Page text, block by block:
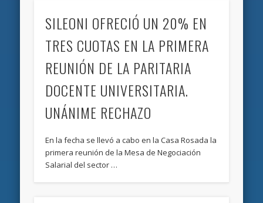
SILEONI OFRECIÓ UN 20% EN
TRES CUOTAS EN LA PRIMERA
REUNIÓN DE LA PARITARIA
DOCENTE UNIVERSITARIA.
UNÁNIME RECHAZO
En la fecha se llevó a cabo en la Casa Rosada la
primera reunión de la Mesa de Negociación
Salarial del sector …